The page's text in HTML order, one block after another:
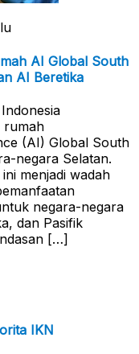
AI Global South
AI Beretika
rumah
(AI) Global South
negara Selatan.
menjadi wadah
negara-negara
dan Pasifik
[…]
IKN